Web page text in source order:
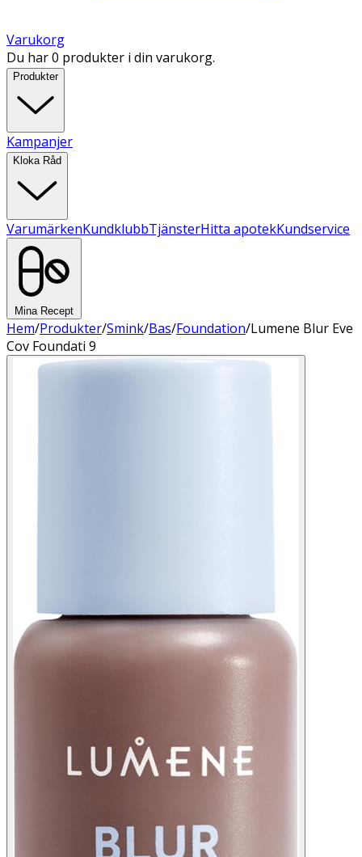
Varukorg
Du har 0 produkter i din varukorg.
Produkter
Kampanjer
Kloka Råd
VarumärkenKundklubbTjänsterHitta apotekKundservice
Mina Recept
Hem/Produkter/Smink/Bas/Foundation/Lumene Blur Eve
Cov Foundati 9